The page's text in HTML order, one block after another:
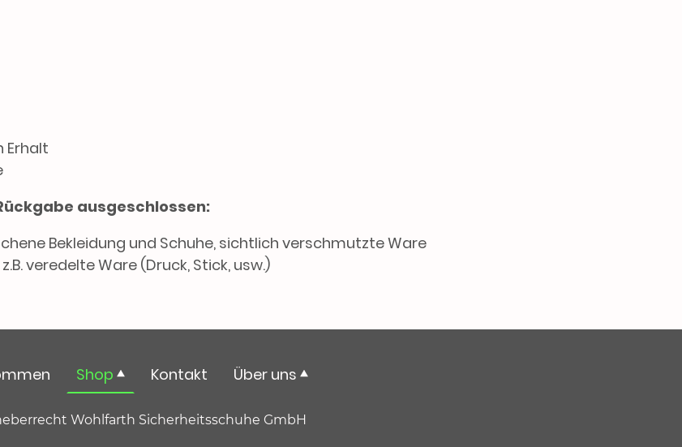
Erhalt
ausgeschlossen:
Bekleidung und Schuhe, sichtlich verschmutzte Ware
veredelte Ware (Druck, Stick, usw.)
Shop Kontakt Über uns
Wohlfarth Sicherheitsschuhe GmbH